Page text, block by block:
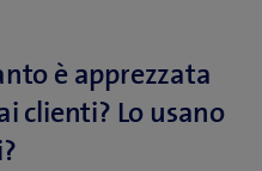
è apprezzata
clienti? Lo usano